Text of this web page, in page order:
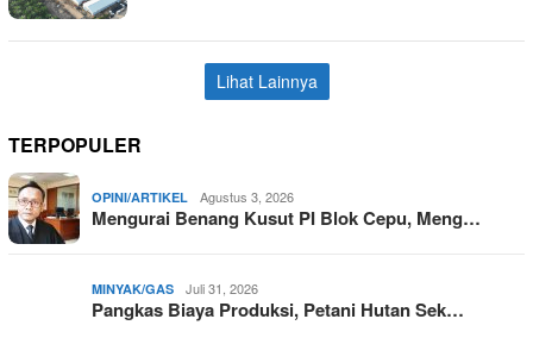
Lihat Lainnya
TERPOPULER
OPINI/ARTIKEL Agustus 3, 2026
Mengurai Benang Kusut PI Blok Cepu, Meng…
MINYAK/GAS Juli 31, 2026
Pangkas Biaya Produksi, Petani Hutan Sek…